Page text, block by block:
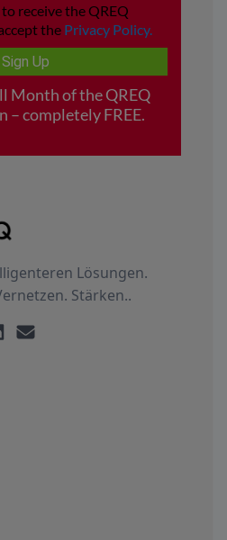
Lösungen.
Stärken..